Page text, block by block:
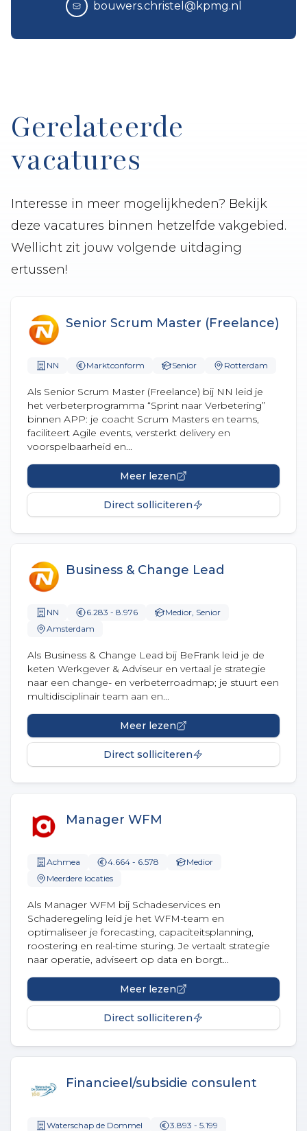
bouwers.christel@kpmg.nl
Gerelateerde
vacatures
Interesse in meer mogelijkheden? Bekijk
deze vacatures binnen hetzelfde vakgebied.
Wellicht zit jouw volgende uitdaging
ertussen!
Senior Scrum Master (Freelance)
NN Marktconform Senior Rotterdam
Als Senior Scrum Master (Freelance) bij NN leid je
het verbeterprogramma “Sprint naar Verbetering”
binnen APP: je coacht Scrum Masters en teams,
faciliteert Agile events, versterkt delivery en
voorspelbaarheid en...
Meer lezen
Direct solliciteren
Business & Change Lead
NN 6.283 - 8.976
Medior, Senior
Amsterdam
Als Business & Change Lead bij BeFrank leid je de
keten Werkgever & Adviseur en vertaal je strategie
naar een change- en verbeterroadmap; je stuurt een
multidisciplinair team aan en...
Meer lezen
Direct solliciteren
Manager WFM
Achmea 4.664 - 6.578
Medior
Meerdere locaties
Als Manager WFM bij Schadeservices en
Schaderegeling leid je het WFM-team en
optimaliseer je forecasting, capaciteitsplanning,
roostering en real-time sturing. Je vertaalt strategie
naar operatie, adviseert op data en borgt...
Meer lezen
Direct solliciteren
Financieel/subsidie consulent
Waterschap de Dommel
3.893 - 5.199